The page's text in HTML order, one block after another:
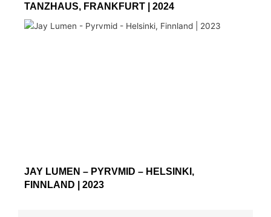
TANZHAUS, FRANKFURT | 2024
JAY LUMEN – PYRVMID – HELSINKI,
FINNLAND | 2023